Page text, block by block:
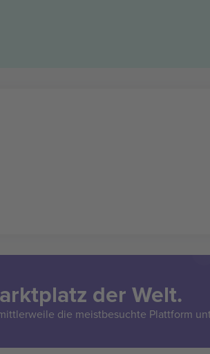
der Welt.
die meistbesuchte Plattform